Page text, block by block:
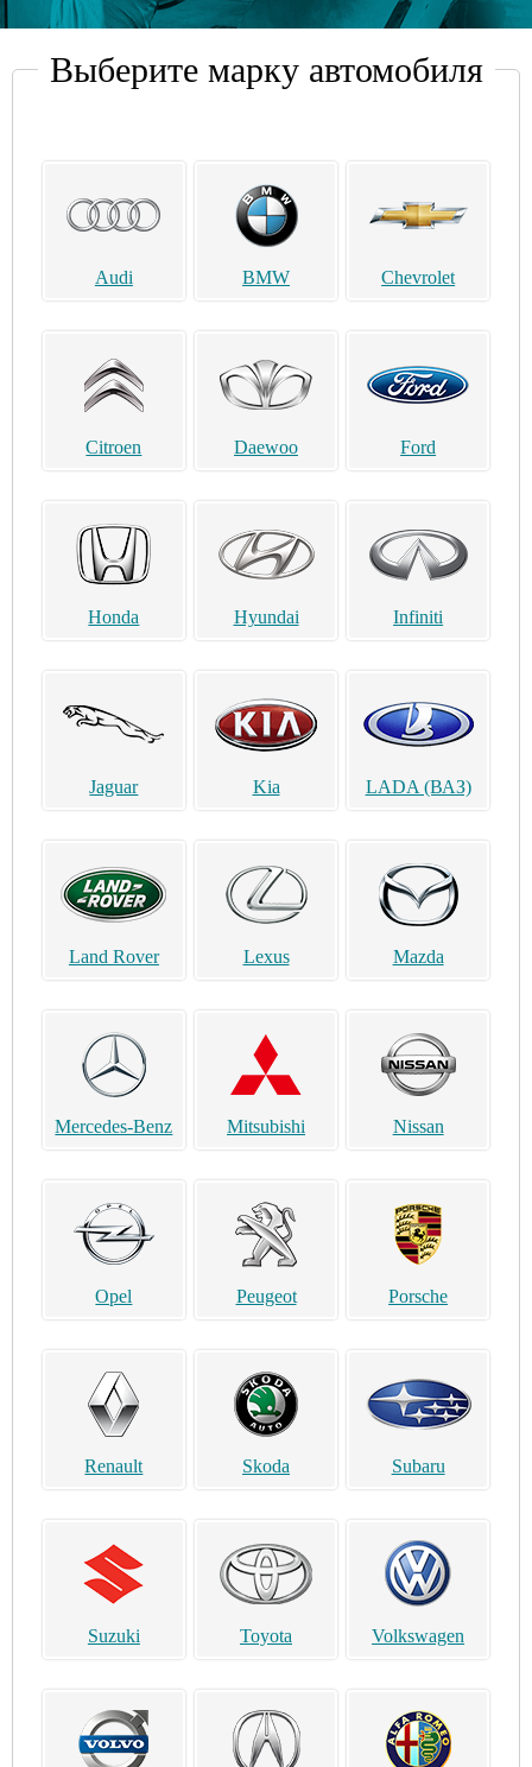
Выберите марку автомобиля
Audi BMW Chevrolet
Citroen Daewoo Ford
Honda Hyundai Infiniti
Jaguar Kia LADA (ВАЗ)
Land Rover Lexus Mazda
Mercedes-Benz Mitsubishi Nissan
Opel Peugeot Porsche
Renault Skoda Subaru
Suzuki Toyota Volkswagen